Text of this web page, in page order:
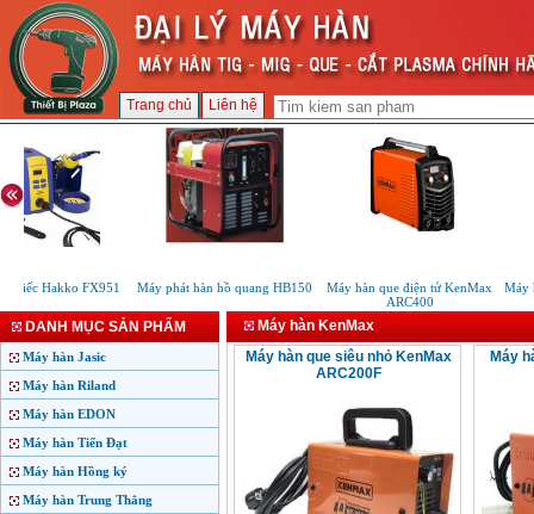
Trang chủ Liên hệ
thiếc Hakko FX951 Máy phát hàn hồ quang HB150
Máy hàn que điện tử KenMax
ARC400
Máy
DANH MỤC SẢN PHẨM
Máy hàn Jasic
Máy hàn Riland
Máy hàn EDON
Máy hàn Tiến Đạt
Máy hàn Hồng ký
Máy hàn Trung Thắng
Máy hàn KenMax
Máy hàn que siêu nhỏ KenMax
ARC200F
Máy